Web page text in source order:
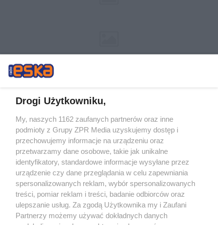
Żaden utwór zamieszczony w serwisie nie może być powielany i
rozpowszechniany lub dalej rozpowszechniany w jakikolwiek sposób (w
tym także elektroniczny lub mechaniczny) na jakimkolwiek polu
eksploatacji w jakiejkolwiek formie, włącznie z umieszczaniem w Internecie
bez pisemnej zgody właściciela praw. Jakiekolwiek użycie lub
wykorzystanie utworów w całości lub w części z naruszeniem prawa, tzn.
bez właściwej zgody, jest zabronione pod groźbą kary i może być ścigane
prawnie.
Drogi Użytkowniku,
My, naszych 1162 zaufanych partnerów oraz inne
podmioty z Grupy ZPR Media uzyskujemy dostęp i
przechowujemy informacje na urządzeniu oraz
przetwarzamy dane osobowe, takie jak unikalne
identyfikatory, standardowe informacje wysyłane przez
urządzenie czy dane przeglądania w celu zapewniania
spersonalizowanych reklam, wybór spersonalizowanych
treści, pomiar reklam i treści, badanie odbiorców oraz
ulepszanie usług. Za zgodą Użytkownika my i Zaufani
Partnerzy możemy używać dokładnych danych